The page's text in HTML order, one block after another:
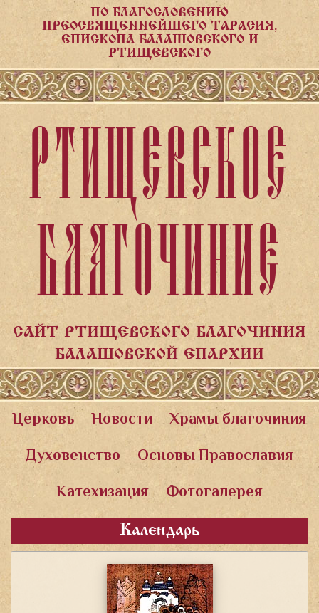
ПО БЛАГОСЛОВЕНИЮ
ПРЕОСВЯЩЕННЕЙШЕГО ТАРАСИЯ,
ЕПИСКОПА БАЛАШОВСКОГО И
РТИЩЕВСКОГО
РТИЩЕВСКОЕ
БЛАГОЧИНИЕ
САЙТ РТИЩЕВСКОГО БЛАГОЧИНИЯ
БАЛАШОВСКОЙ ЕПАРХИИ
Церковь Новости
Храмы благочиния
Духовенство
Основы Православия
Катехизация
Фотогалерея
Календарь